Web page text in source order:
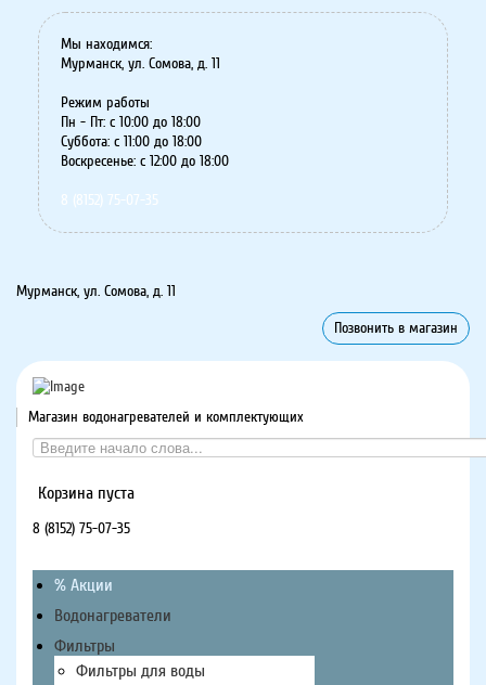
Мы находимся:
Мурманск, ул. Сомова, д. 11
Режим работы
Пн - Пт: с 10:00 до 18:00
Суббота: с 11:00 до 18:00
Воскресенье: с 12:00 до 18:00
8 (8152) 75-07-35
Мурманск, ул. Сомова, д. 11
Позвонить в магазин
Магазин водонагревателей и комплектующих
Корзина пуста
8 (8152) 75-07-35
% Акции
Водонагреватели
Фильтры
Фильтры для воды